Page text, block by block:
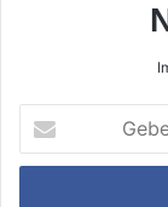
sie
ihre